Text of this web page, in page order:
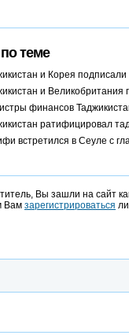
теме
и Корея
и Великобритания
финансов
ратифицировал
встретился в Сеуле с
Вы зашли на сайт
Вам зарегистрироваться